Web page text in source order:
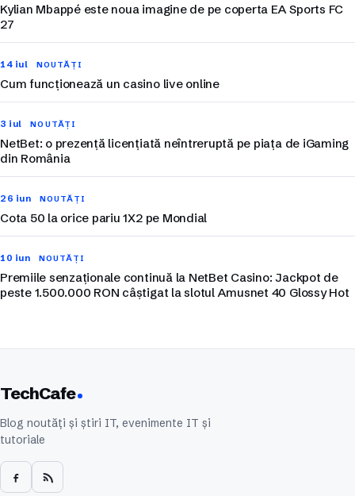
Kylian Mbappé este noua imagine de pe coperta EA Sports FC
27
14 iul NOUTĂȚI
Cum funcționează un casino live online
3 iul NOUTĂȚI
NetBet: o prezență licențiată neîntreruptă pe piața de iGaming
din România
26 iun NOUTĂȚI
Cota 50 la orice pariu 1X2 pe Mondial
10 iun NOUTĂȚI
Premiile senzaționale continuă la NetBet Casino: Jackpot de
peste 1.500.000 RON câștigat la slotul Amusnet 40 Glossy Hot
TechCafe
Blog noutăți și știri IT, evenimente IT și
tutoriale